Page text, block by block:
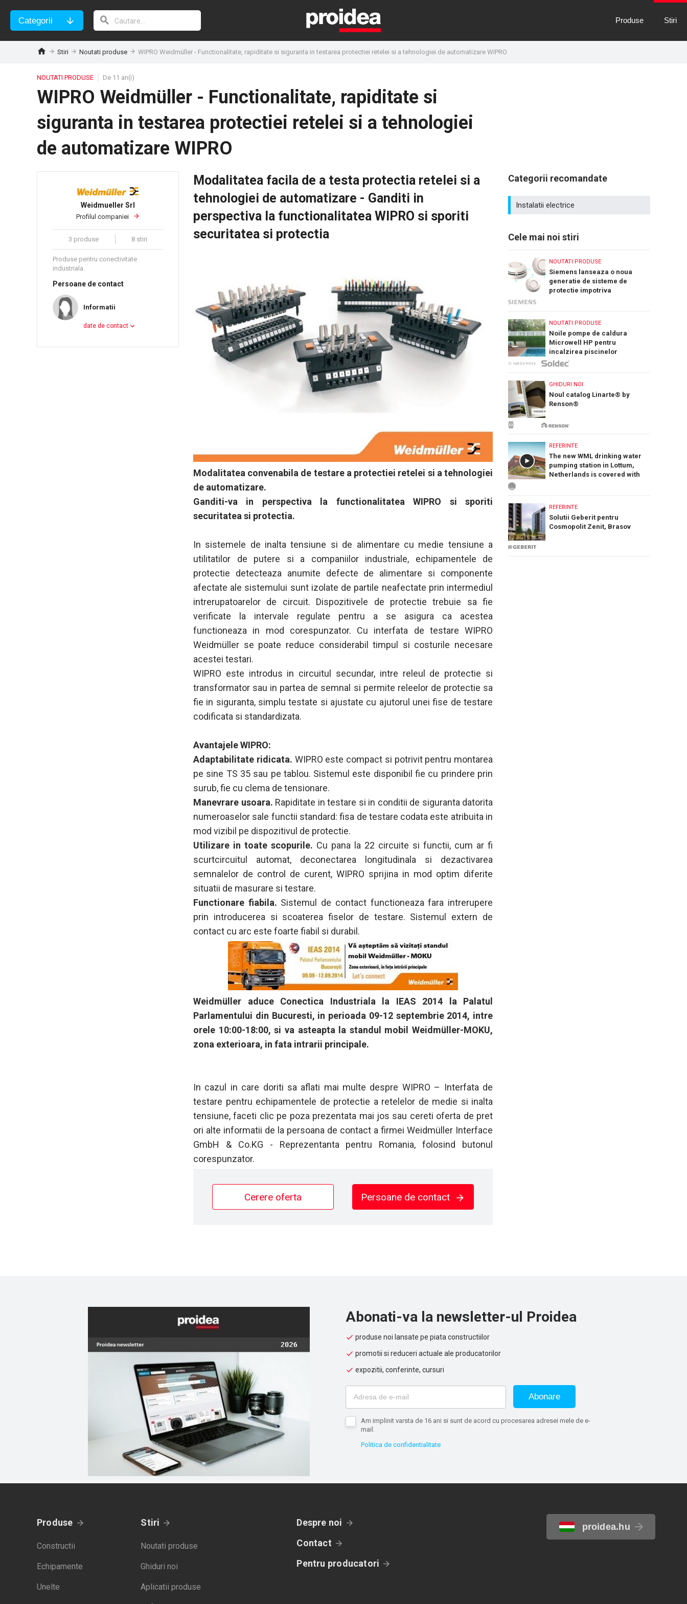
Categorii Produse Stiri
Stiri Noutati produse WIPRO Weidmüller - Functionalitate, rapiditate si siguranta in testarea protectiei retelei si a tehnologiei de automatizare WIPRO
NOUTATI PRODUSE De 11 an(i)
WIPRO Weidmüller - Functionalitate, rapiditate si
siguranta in testarea protectiei retelei si a tehnologiei
de automatizare WIPRO
Weidmueller Srl
Profilul companiei
3 produse 8 stiri
Produse pentru conectivitate
industriala.
Persoane de contact
Informatii
date de contact
Modalitatea facila de a testa protectia retelei si a
tehnologiei de automatizare - Ganditi in
perspectiva la functionalitatea WIPRO si sporiti
securitatea si protectia
Modalitatea convenabila de testare a protectiei retelei si a tehnologiei
de automatizare.
Ganditi-va in perspectiva la functionalitatea WIPRO si sporiti
securitatea si protectia.
In sistemele de inalta tensiune si de alimentare cu medie tensiune a
utilitatilor de putere si a companiilor industriale, echipamentele de
protectie detecteaza anumite defecte de alimentare si componente
afectate ale sistemului sunt izolate de partile neafectate prin intermediul
intrerupatoarelor de circuit. Dispozitivele de protectie trebuie sa fie
verificate la intervale regulate pentru a se asigura ca acestea
functioneaza in mod corespunzator. Cu interfata de testare WIPRO
Weidmüller se poate reduce considerabil timpul si costurile necesare
acestei testari.
WIPRO este introdus in circuitul secundar, intre releul de protectie si
transformator sau in partea de semnal si permite releelor de protectie sa
fie in siguranta, simplu testate si ajustate cu ajutorul unei fise de testare
codificata si standardizata.
Avantajele WIPRO:
Adaptabilitate ridicata. WIPRO este compact si potrivit pentru montarea
pe sine TS 35 sau pe tablou. Sistemul este disponibil fie cu prindere prin
surub, fie cu clema de tensionare.
Manevrare usoara. Rapiditate in testare si in conditii de siguranta datorita
numeroaselor sale functii standard: fisa de testare codata este atribuita in
mod vizibil pe dispozitivul de protectie.
Utilizare in toate scopurile. Cu pana la 22 circuite si functii, cum ar fi
scurtcircuitul automat, deconectarea longitudinala si dezactivarea
semnalelor de control de curent, WIPRO sprijina in mod optim diferite
situatii de masurare si testare.
Functionare fiabila. Sistemul de contact functioneaza fara intrerupere
prin introducerea si scoaterea fiselor de testare. Sistemul extern de
contact cu arc este foarte fiabil si durabil.
Weidmüller aduce Conectica Industriala la IEAS 2014 la Palatul
Parlamentului din Bucuresti, in perioada 09-12 septembrie 2014, intre
orele 10:00-18:00, si va asteapta la standul mobil Weidmüller-MOKU,
zona exterioara, in fata intrarii principale.
In cazul in care doriti sa aflati mai multe despre WIPRO – Interfata de
testare pentru echipamentele de protectie a retelelor de medie si inalta
tensiune, faceti clic pe poza prezentata mai jos sau cereti oferta de pret
ori alte informatii de la persoana de contact a firmei Weidmüller Interface
GmbH & Co.KG - Reprezentanta pentru Romania, folosind butonul
corespunzator.
Cerere oferta Persoane de contact
Categorii recomandate
Instalatii electrice
Cele mai noi stiri
NOUTATI PRODUSE
Siemens lanseaza o noua
generatie de sisteme de
protectie impotriva
NOUTATI PRODUSE
Noile pompe de caldura
Microwell HP pentru
incalzirea piscinelor
GHIDURI NOI
Noul catalog Linarte® by
Renson®
REFERINTE
The new WML drinking water
pumping station in Lottum,
Netherlands is covered with
REFERINTE
Solutii Geberit pentru
Cosmopolit Zenit, Brasov
Abonati-va la newsletter-ul Proidea
produse noi lansate pe piata constructiilor
promotii si reduceri actuale ale producatorilor
expozitii, conferinte, cursuri
Abonare
Am implinit varsta de 16 ani si sunt de acord cu procesarea adresei mele de e-
mail.
Politica de confidentialitate
Produse
Constructii
Echipamente
Unelte
Stiri
Noutati produse
Ghiduri noi
Aplicatii produse
Despre noi
Contact
Pentru producatori
proidea.hu